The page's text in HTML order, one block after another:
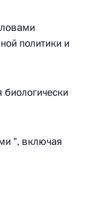
политики и
", включая